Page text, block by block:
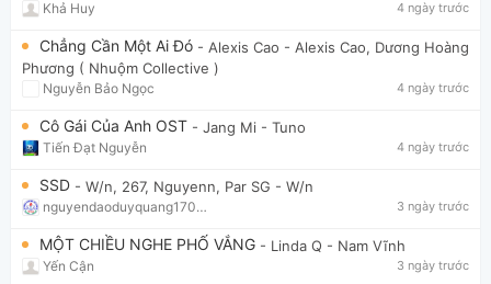
Khả Huy 4 ngày trước
Chẳng Cần Một Ai Đó - Alexis Cao - Alexis Cao, Dương Hoàng
Phương ( Nhuộm Collective )
Nguyễn Bảo Ngọc 4 ngày trước
Cô Gái Của Anh OST - Jang Mi - Tuno
Tiến Đạt Nguyễn 4 ngày trước
SSD - W/n, 267, Nguyenn, Par SG - W/n
nguyendaoduyquang17021 3 ngày trước
MỘT CHIỀU NGHE PHỐ VẮNG - Linda Q - Nam Vĩnh
Yến Cận 3 ngày trước